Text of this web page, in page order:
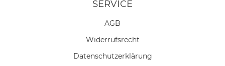
SERVICE
AGB
Widerrufs­recht
Daten­schutz­erklärung